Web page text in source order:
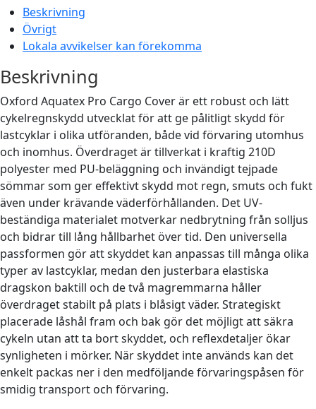
&
&
Beskrivning
Övrigt
Lokala avvikelser kan förekomma
Beskrivning
Oxford Aquatex Pro Cargo Cover är ett robust och lätt
cykelregnskydd utvecklat för att ge pålitligt skydd för
lastcyklar i olika utföranden, både vid förvaring utomhus
och inomhus. Överdraget är tillverkat i kraftig 210D
polyester med PU-beläggning och invändigt tejpade
sömmar som ger effektivt skydd mot regn, smuts och fukt
även under krävande väderförhållanden. Det UV-
beständiga materialet motverkar nedbrytning från solljus
och bidrar till lång hållbarhet över tid. Den universella
passformen gör att skyddet kan anpassas till många olika
typer av lastcyklar, medan den justerbara elastiska
dragskon baktill och de två magremmarna håller
överdraget stabilt på plats i blåsigt väder. Strategiskt
placerade låshål fram och bak gör det möjligt att säkra
cykeln utan att ta bort skyddet, och reflexdetaljer ökar
synligheten i mörker. När skyddet inte används kan det
enkelt packas ner i den medföljande förvaringspåsen för
smidig transport och förvaring.